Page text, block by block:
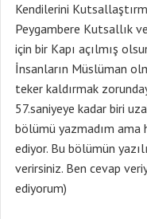
Kendilerini
Peygambere Kutsallık
için bir Kapı açılmış
İnsanların Müslüman
teker kaldırmak
57.saniyeye kadar biri
bölümü yazmadım ama
ediyor. Bu bölümün
verirsiniz. Ben cevap
ediyorum)